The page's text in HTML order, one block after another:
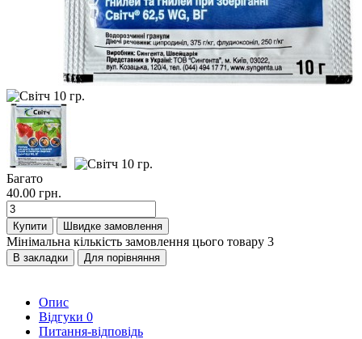
Багато
40.00 грн.
Купити Швидке замовлення
Мінімальна кількість замовлення цього товару 3
В закладки Для порівняння
Опис
Відгуки 0
Питання-відповідь